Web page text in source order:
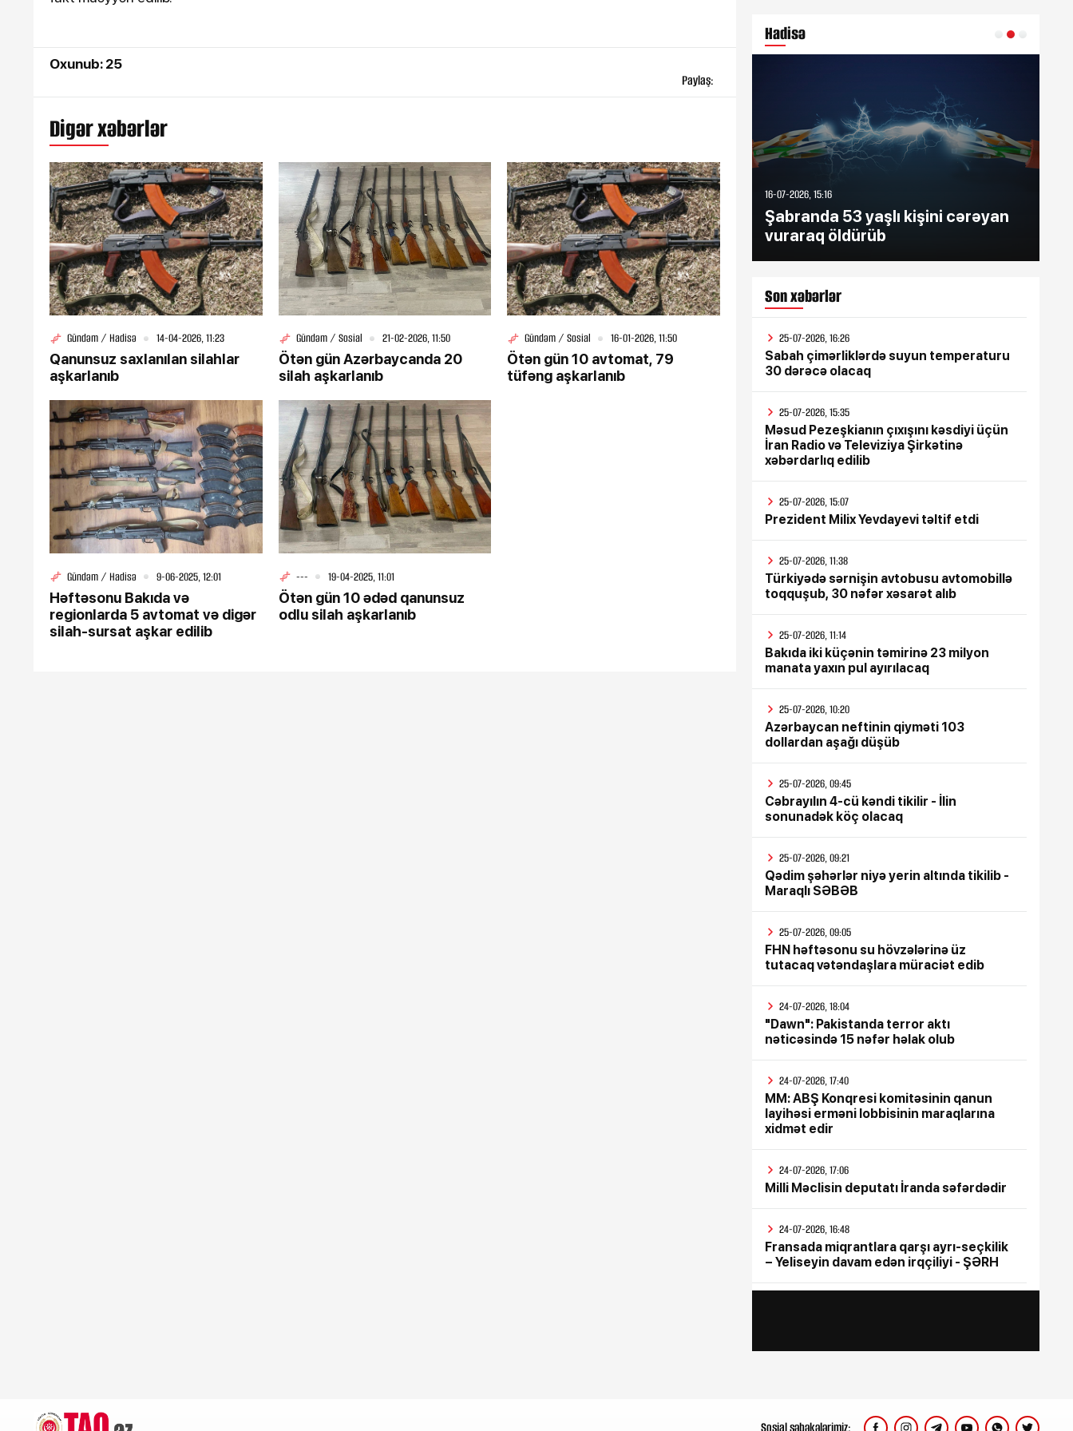
Oxunub: 25
Paylaş:
Digər xəbərlər
Gündəm / Hadisə 14-04-2026, 11:23
Qanunsuz saxlanılan silahlar
aşkarlanıb
Gündəm / Sosial 21-02-2026, 11:50
Ötən gün Azərbaycanda 20
silah aşkarlanıb
Gündəm / Sosial 16-01-2026, 11:50
Ötən gün 10 avtomat, 79
tüfəng aşkarlanıb
Gündəm / Hadisə 9-06-2025, 12:01
Həftəsonu Bakıda və
regionlarda 5 avtomat və digər
silah-sursat aşkar edilib
--- 19-04-2025, 11:01
Ötən gün 10 ədəd qanunsuz
odlu silah aşkarlanıb
Hadisə
16-07-2026, 10:09
Şəmkirdə 11 nəfər salatdan
zəhərləndi
25-07-2026, 11:38
Türkiyədə sərnişin avtobusu
avtomobillə toqquşub, 30 nəfər
xəsarət alıb
16-07-2026, 15:16
Şabranda 53 yaşlı kişini cərəyan
vuraraq öldürüb
Son xəbərlər
25-07-2026, 16:26
Sabah çimərliklərdə suyun temperaturu
30 dərəcə olacaq
25-07-2026, 15:35
Məsud Pezeşkianın çıxışını kəsdiyi üçün
İran Radio və Televiziya Şirkətinə
xəbərdarlıq edilib
25-07-2026, 15:07
Prezident Milix Yevdayevi təltif etdi
25-07-2026, 11:38
Türkiyədə sərnişin avtobusu avtomobillə
toqquşub, 30 nəfər xəsarət alıb
25-07-2026, 11:14
Bakıda iki küçənin təmirinə 23 milyon
manata yaxın pul ayırılacaq
25-07-2026, 10:20
Azərbaycan neftinin qiyməti 103
dollardan aşağı düşüb
25-07-2026, 09:45
Cəbrayılın 4-cü kəndi tikilir - İlin
sonunadək köç olacaq
25-07-2026, 09:21
Qədim şəhərlər niyə yerin altında tikilib -
Maraqlı SƏBƏB
25-07-2026, 09:05
FHN həftəsonu su hövzələrinə üz
tutacaq vətəndaşlara müraciət edib
24-07-2026, 18:04
"Dawn": Pakistanda terror aktı
nəticəsində 15 nəfər həlak olub
24-07-2026, 17:40
MM: ABŞ Konqresi komitəsinin qanun
layihəsi erməni lobbisinin maraqlarına
xidmət edir
24-07-2026, 17:06
Milli Məclisin deputatı İranda səfərdədir
24-07-2026, 16:48
Fransada miqrantlara qarşı ayrı-seçkilik
– Yeliseyin davam edən irqçiliyi - ŞƏRH
var
Sosial şəbəkələrimiz: